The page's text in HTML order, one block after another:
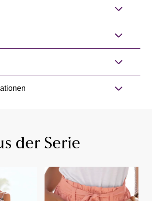
der Serie